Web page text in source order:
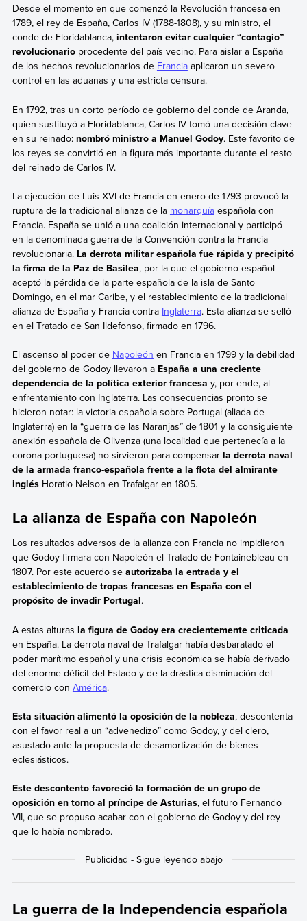
Desde el momento en que comenzó la Revolución francesa en
1789, el rey de España, Carlos IV (1788-1808), y su ministro, el
conde de Floridablanca, intentaron evitar cualquier “contagio”
revolucionarioprocedente del país vecino. Para aislar a España
de los hechos revolucionarios de Franciaaplicaron un severo
control en las aduanas y una estricta censura.
En 1792, tras un corto período de gobierno del conde de Aranda,
quien sustituyó a Floridablanca, Carlos IV tomó una decisión clave
en su reinado: nombró ministro a Manuel Godoy. Este favorito de
los reyes se convirtió en la figura más importante durante el resto
del reinado de Carlos IV.
La ejecución de Luis XVI de Francia en enero de 1793 provocó la
ruptura de la tradicional alianza de la monarquíaespañola con
Francia. España se unió a una coalición internacional y participó
en la denominada guerra de la Convención contra la Francia
revolucionaria. La derrota militar española fue rápida y precipitó
la firma de la Paz de Basilea, por la que el gobierno español
aceptó la pérdida de la parte española de la isla de Santo
Domingo, en el mar Caribe, y el restablecimiento de la tradicional
alianza de España y Francia contra Inglaterra. Esta alianza se selló
en el Tratado de San Ildefonso, firmado en 1796.
El ascenso al poder de Napoleón en Francia en 1799 y la debilidad
del gobierno de Godoy llevaron a España a una creciente
dependencia de la política exterior francesa y, por ende, al
enfrentamiento con Inglaterra. Las consecuencias pronto se
hicieron notar: la victoria española sobre Portugal (aliada de
Inglaterra) en la “guerra de las Naranjas” de 1801 y la consiguiente
anexión española de Olivenza (una localidad que pertenecía a la
corona portuguesa) no sirvieron para compensar la derrota naval
de la armada franco-española frente a la flota del almirante
inglés Horatio Nelson en Trafalgar en 1805.
La alianza de España con Napoleón
Los resultados adversos de la alianza con Francia no impidieron
que Godoy firmara con Napoleón el Tratado de Fontainebleau en
1807. Por este acuerdo se autorizaba la entrada y el
establecimiento de tropas francesas en España con el
propósito de invadir Portugal.
A estas alturas la figura de Godoy era crecientemente criticada
en España. La derrota naval de Trafalgar había desbaratado el
poder marítimo español y una crisis económica se había derivado
del enorme déficit del Estado y de la drástica disminución del
comercio con América.
Esta situación alimentó la oposición de la nobleza, descontenta
con el favor real a un “advenedizo” como Godoy, y del clero,
asustado ante la propuesta de desamortización de bienes
eclesiásticos.
Este descontento favoreció la formación de un grupo de
oposición en torno al príncipe de Asturias, el futuro Fernando
VII, que se propuso acabar con el gobierno de Godoy y del rey
que lo había nombrado.
La guerra de la Independencia española